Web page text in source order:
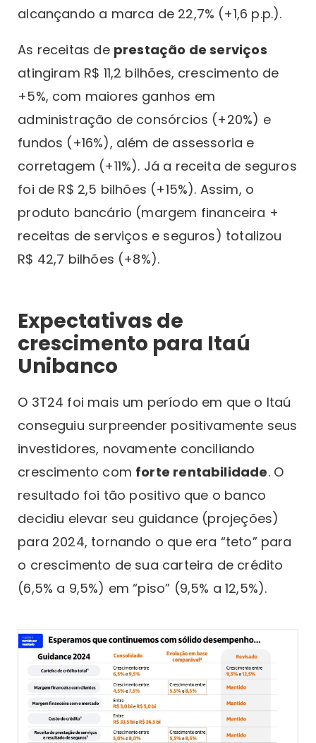
alcançando a marca de 22,7% (+1,6 p.p.).
As receitas de prestação de serviços
atingiram R$ 11,2 bilhões, crescimento de
+5%, com maiores ganhos em
administração de consórcios (+20%) e
fundos (+16%), além de assessoria e
corretagem (+11%). Já a receita de seguros
foi de R$ 2,5 bilhões (+15%). Assim, o
produto bancário (margem financeira +
receitas de serviços e seguros) totalizou
R$ 42,7 bilhões (+8%).
Expectativas de
crescimento para Itaú
Unibanco
O 3T24 foi mais um período em que o Itaú
conseguiu surpreender positivamente seus
investidores, novamente conciliando
crescimento com forte rentabilidade. O
resultado foi tão positivo que o banco
decidiu elevar seu guidance (projeções)
para 2024, tornando o que era “teto” para
o crescimento de sua carteira de crédito
(6,5% a 9,5%) em “piso” (9,5% a 12,5%).